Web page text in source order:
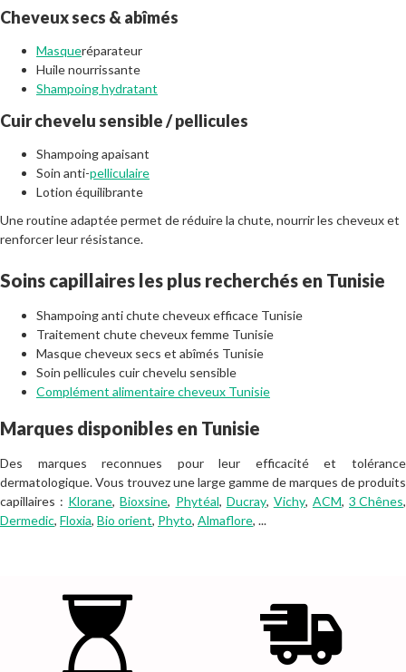
Cheveux secs & abîmés
Masqueréparateur
Huile nourrissante
Shampoing hydratant
Cuir chevelu sensible / pellicules
Shampoing apaisant
Soin anti-pelliculaire
Lotion équilibrante
Une routine adaptée permet de réduire la chute, nourrir les cheveux et
renforcer leur résistance.
Soins capillaires les plus recherchés en Tunisie
Shampoing anti chute cheveux efficace Tunisie
Traitement chute cheveux femme Tunisie
Masque cheveux secs et abîmés Tunisie
Soin pellicules cuir chevelu sensible
Complément alimentaire cheveux Tunisie
Marques disponibles en Tunisie
Des marques reconnues pour leur efficacité et tolérance
dermatologique. Vous trouvez une large gamme de marques de produits
capillaires : Klorane,Bioxsine, Phytéal, Ducray, Vichy, ACM, 3 Chênes,
Dermedic, Floxia, Bio orient, Phyto, Almaflore, ...